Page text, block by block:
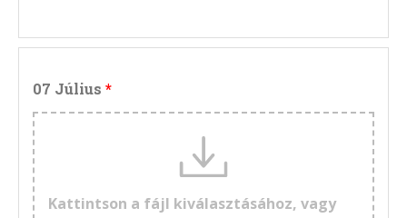
07 Július
Kattintson a fájl kiválasztásához, vagy